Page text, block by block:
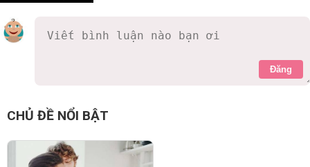
Đăng
Mẹ Nana 9 năm
ôi zời ơi có chuyện như vậy nữa á?:):):)